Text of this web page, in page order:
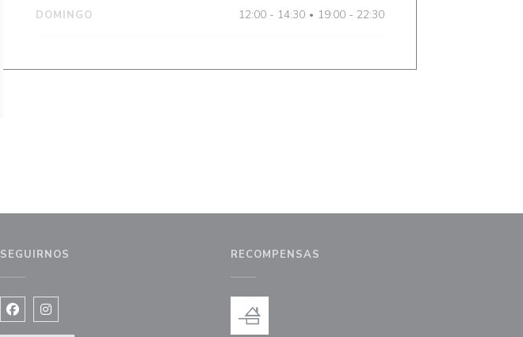
DOMINGO 12:00 - 14:30 • 19:00 - 22:30
SEGUIRNOS
Facebook ((abre en una nueva ventana))
Instagram ((abre en una nueva ventana))
RECOMPENSAS